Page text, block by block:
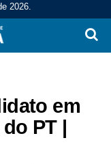
2026.
em
PT |